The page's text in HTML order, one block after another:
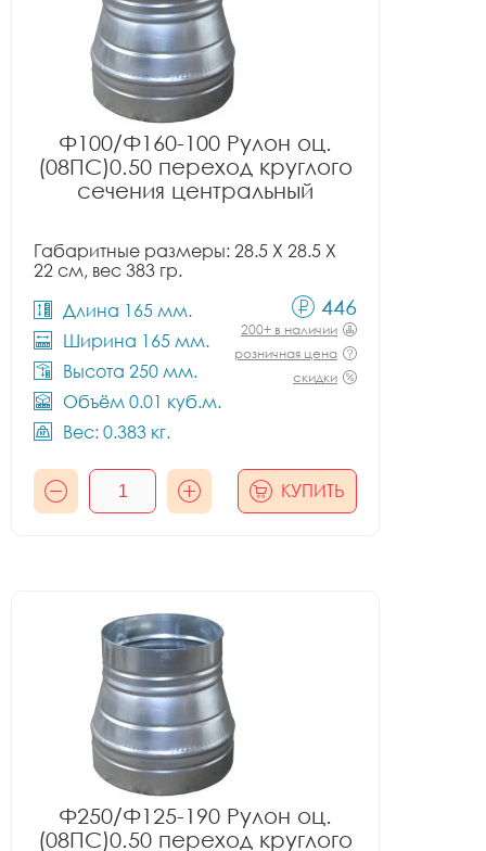
Ф100/Ф160-100 Рулон оц.
(08ПС)0.50 переход круглого
сечения центральный
Габаритные размеры: 28.5 X 28.5 X
22 см, вес 383 гр.
Длина 165 мм.
Ширина 165 мм.
Высота 250 мм.
Объём 0.01 куб.м.
Вес: 0.383 кг.
446
200+ в наличии
розничная цена
скидки
КУПИТЬ
Ф250/Ф125-190 Рулон оц.
(08ПС)0.50 переход круглого